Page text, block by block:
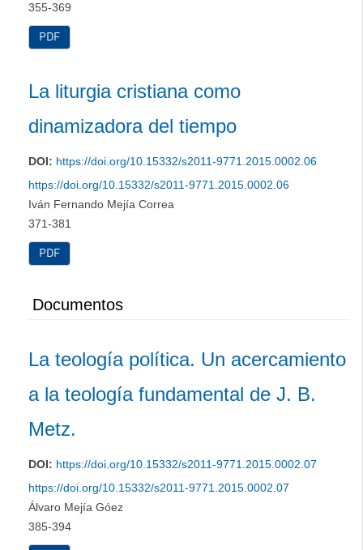
355-369
PDF
La liturgia cristiana como
dinamizadora del tiempo
DOI: https://doi.org/10.15332/s2011-9771.2015.0002.06
https://doi.org/10.15332/s2011-9771.2015.0002.06
Iván Fernando Mejía Correa
371-381
PDF
Documentos
La teología política. Un acercamiento
a la teología fundamental de J. B.
Metz.
DOI: https://doi.org/10.15332/s2011-9771.2015.0002.07
https://doi.org/10.15332/s2011-9771.2015.0002.07
Álvaro Mejía Góez
385-394